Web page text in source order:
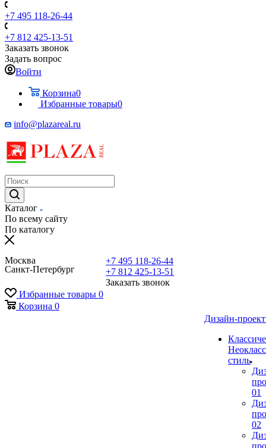
+7 495 118-26-44
+7 812 425-13-51
Заказать звонок
Задать вопрос
Войти
Корзина0
Избранные товары0
info@plazareal.ru
Каталог
По всему сайту
По каталогу
Москва
Санкт-Петербург
+7 495 118-26-44
+7 812 425-13-51
Заказать звонок
Избранные товары 0
Корзина 0
Дизайн-
стиль
01
02